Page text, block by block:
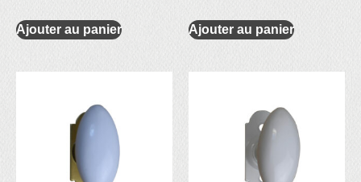
Ajouter au panier Ajouter au panier